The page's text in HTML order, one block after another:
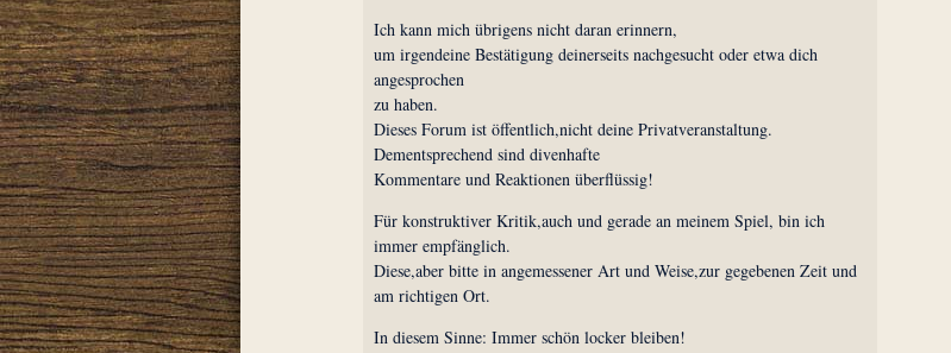
Ich kann mich übrigens nicht daran erinnern,
um irgendeine Bestätigung deinerseits nachgesucht oder etwa dich
angesprochen
zu haben.
Dieses Forum ist öffentlich,nicht deine Privatveranstaltung.
Dementsprechend sind divenhafte
Kommentare und Reaktionen überflüssig!
Für konstruktiver Kritik,auch und gerade an meinem Spiel, bin ich
immer empfänglich.
Diese,aber bitte in angemessener Art und Weise,zur gegebenen Zeit und
am richtigen Ort.
In diesem Sinne: Immer schön locker bleiben!